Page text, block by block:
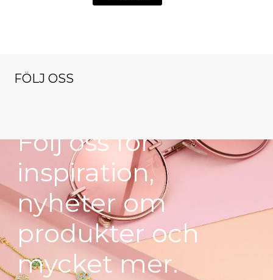
FÖLJ OSS
Nov 16 Okt 27
Följ oss för
inspiration,
nyheter om
produkter och
mycket mer.